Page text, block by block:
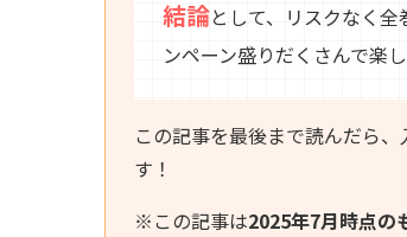
結論として、リスクなく全
ンペーン盛りだくさんで楽
この記事を最後まで読んだら
す！
※この記事は2025年7月時点の